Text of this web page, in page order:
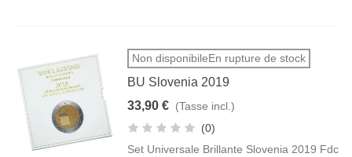
Non disponibileEn rupture de stock
BU Slovenia 2019
33,90 € (Tasse incl.)
(0)
Set Universale Brillante Slovenia 2019 Fdc